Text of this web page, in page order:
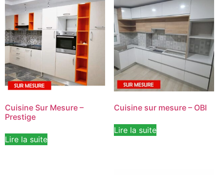
Cuisine Sur Mesure –
Prestige
Lire la suite
Cuisine sur mesure – OBI
Lire la suite